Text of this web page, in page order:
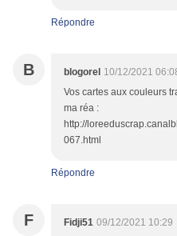
Répondre
B blogorel 10/12/2021
Vos cartes aux couleurs
ma réa :
http://
067.html
Répondre
F Fidji51 09/12/2021 10:29